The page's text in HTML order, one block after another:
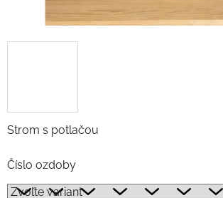
Strom s potlačou
Číslo ozdoby